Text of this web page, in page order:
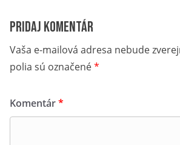
Pridaj komentár
Vaša e-mailová adresa nebude
polia sú označené*
Komentár*